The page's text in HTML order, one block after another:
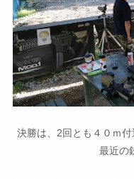
決勝は、2回とも４０ｍ
最近の